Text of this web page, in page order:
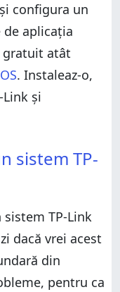
TP-Link Deco din
configura un
de aplicația
gratuit atât
. Instaleaz-o,
și
TP-Link Deco din
sistem TP-
TP-Link
dacă vrei acest
din
pentru ca